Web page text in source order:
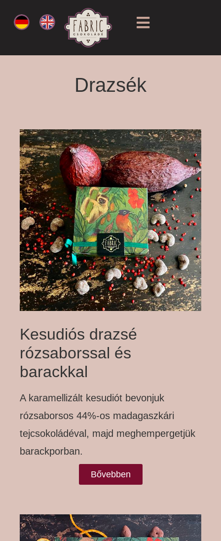
Drazsék
Kesudiós drazsé
rózsaborssal és
barackkal
A karamellizált kesudiót bevonjuk
rózsaborsos 44%-os madagaszkári
tejcsokoládéval, majd meghempergetjük
barackporban.
Bővebben